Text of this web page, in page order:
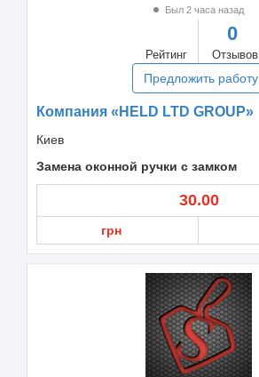
Был 2 часа назад
Рейтинг
0
Отзывов
Предложить работу
Компания «HELD LTD GROUP»
Киев
Замена оконной ручки с замком
30.00
грн